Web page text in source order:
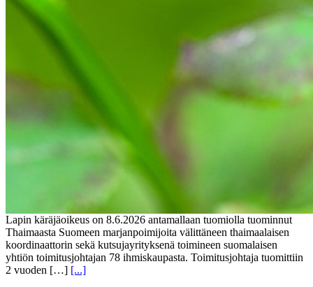
Lapin käräjäoikeus on 8.6.2026 antamallaan tuomiolla tuominnut
Thaimaasta Suomeen marjanpoimijoita välittäneen thaimaalaisen
koordinaattorin sekä kutsujayrityksenä toimineen suomalaisen
yhtiön toimitusjohtajan 78 ihmiskaupasta. Toimitusjohtaja tuomittiin
2 vuoden […] [...]